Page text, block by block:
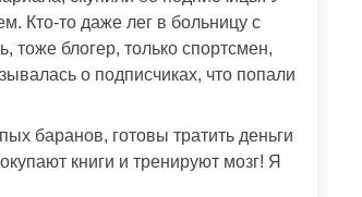
Кто-то даже лег в больницу с
блогер, только спортсмен,
о подписчиках, что попали
баранов, готовы тратить деньги
книги и тренируют мозг! Я